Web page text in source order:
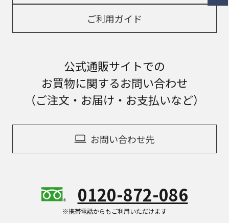
ご利用ガイド
公式通販サイトでの
お買物に関するお問い合わせ
（ご注文・お届け・お支払いなど）
お問い合わせ先
0120-872-086
※携帯電話からもご利用いただけます